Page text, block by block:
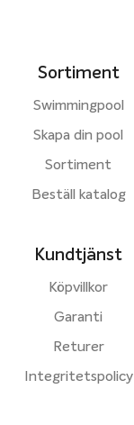
Sortiment
Swimmingpool
Skapa din pool
Sortiment
Beställ katalog
Kundtjänst
Köpvillkor
Garanti
Returer
Integritetspolicy